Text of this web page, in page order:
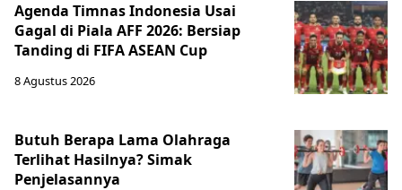
Agenda Timnas Indonesia Usai
Gagal di Piala AFF 2026: Bersiap
Tanding di FIFA ASEAN Cup
8 Agustus 2026
Butuh Berapa Lama Olahraga
Terlihat Hasilnya? Simak
Penjelasannya